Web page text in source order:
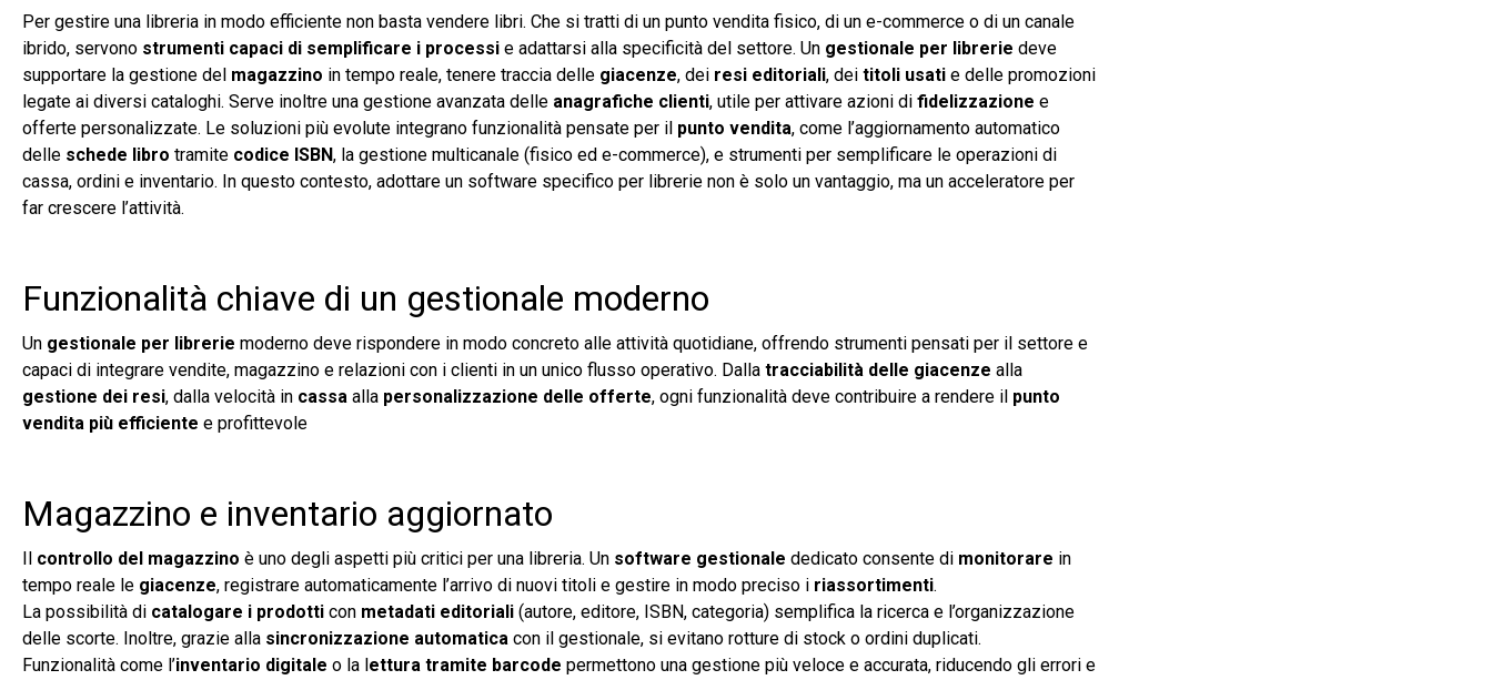
Per gestire una libreria in modo efficiente non basta vendere libri. Che si tratti di un punto vendita fisico, di un e-commerce o di un canale
ibrido, servono strumenti capaci di semplificare i processi e adattarsi alla specificità del settore. Un gestionale per librerie deve
supportare la gestione del magazzino in tempo reale, tenere traccia delle giacenze, dei resi editoriali, dei titoli usati e delle promozioni
legate ai diversi cataloghi. Serve inoltre una gestione avanzata delle anagrafiche clienti, utile per attivare azioni di fidelizzazione e
offerte personalizzate. Le soluzioni più evolute integrano funzionalità pensate per il punto vendita, come l’aggiornamento automatico
delle schede libro tramite codice ISBN, la gestione multicanale (fisico ed e-commerce), e strumenti per semplificare le operazioni di
cassa, ordini e inventario. In questo contesto, adottare un software specifico per librerie non è solo un vantaggio, ma un acceleratore per
far crescere l’attività.
Funzionalità chiave di un gestionale moderno
Un gestionale per librerie moderno deve rispondere in modo concreto alle attività quotidiane, offrendo strumenti pensati per il settore e
capaci di integrare vendite, magazzino e relazioni con i clienti in un unico flusso operativo. Dalla tracciabilità delle giacenze alla
gestione dei resi, dalla velocità in cassa alla personalizzazione delle offerte, ogni funzionalità deve contribuire a rendere il punto
vendita più efficiente e profittevole
Magazzino e inventario aggiornato
controllo del magazzino è uno degli aspetti più critici per una libreria. Un software gestionale dedicato consente di monitorare in
tempo reale le giacenze, registrare automaticamente l’arrivo di nuovi titoli e gestire in modo preciso i riassortimenti.
La possibilità di catalogare i prodotti con metadati editoriali (autore, editore, ISBN, categoria) semplifica la ricerca e l’organizzazione
delle scorte. Inoltre, grazie alla sincronizzazione automatica con il gestionale, si evitano rotture di stock o ordini duplicati.
Funzionalità come l’inventario digitale o la l ettura tramite barcode permettono una gestione più veloce e accurata, riducendo gli errori e